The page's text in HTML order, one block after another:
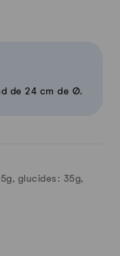
de 24 cm de Ø.
g, glucides: 35g,